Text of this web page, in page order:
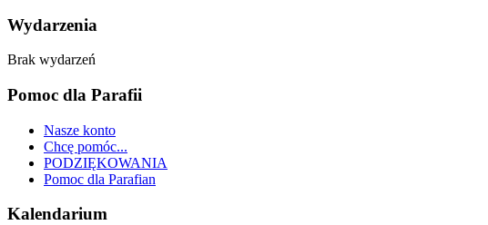
Wydarzenia
Brak wydarzeń
Pomoc dla Parafii
Nasze konto
Chcę pomóc...
PODZIĘKOWANIA
Pomoc dla Parafian
Kalendarium